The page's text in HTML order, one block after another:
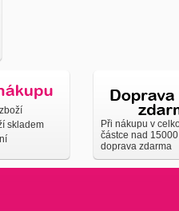
skladem
Při nákupu v
částce nad
doprava zdarma